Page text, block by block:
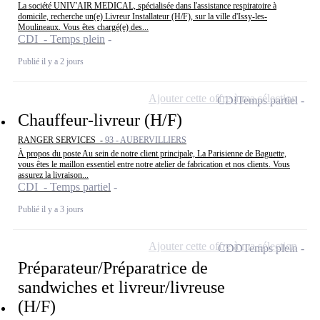
La société UNIV'AIR MEDICAL, spécialisée dans l'assistance respiratoire à
domicile, recherche un(e) Livreur Installateur (H/F), sur la ville d'Issy-les-
Moulineaux. Vous êtes chargé(e) des...
CDI - Temps plein
Publié il y a 2 jours
Chauffeur-livreur (H/F)
RANGER SERVICES - 93 - AUBERVILLIERS
À propos du poste Au sein de notre client principale, La Parisienne de Baguette,
vous êtes le maillon essentiel entre notre atelier de fabrication et nos clients. Vous
assurez la livraison...
CDI - Temps partiel
Publié il y a 3 jours
CDITemps partiel
Ajouter cette offre à ma sélection
Préparateur/Préparatrice de
sandwiches et livreur/livreuse
(H/F)
CDDTemps plein
Ajouter cette offre à ma sélection